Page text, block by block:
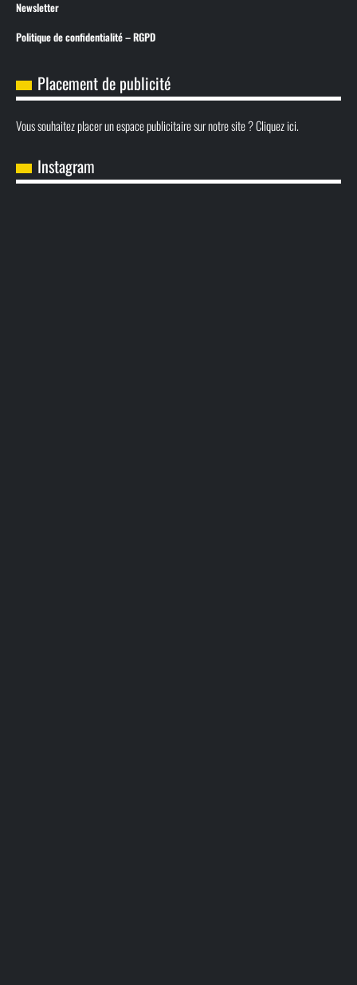
Newsletter
Politique de confidentialité – RGPD
Placement de publicité
Vous souhaitez placer un espace publicitaire sur notre site ? Cliquez ici.
Instagram